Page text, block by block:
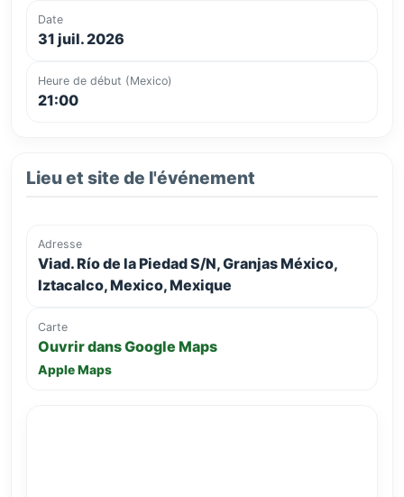
Date
31 juil. 2026
Heure de début (Mexico)
21:00
Lieu et site de l'événement
Adresse
Viad. Río de la Piedad S/N, Granjas México,
Iztacalco, Mexico, Mexique
Carte
Ouvrir dans Google Maps
Apple Maps